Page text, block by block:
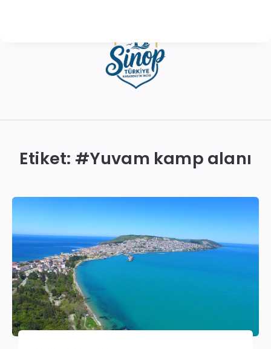
En
Konaklama
Seçenekleri
ve
Fiyatlar
Etiket: #Yuvam kamp alanı